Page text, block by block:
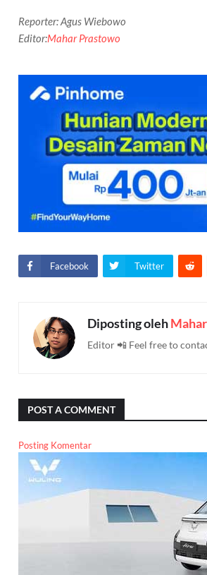
Reporter: Agus Wiebowo
Editor:Mahar Prastowo
Facebook Twitter
Diposting oleh
Editor 📲 Feel free to
POST A COMMENT
Posting Komentar